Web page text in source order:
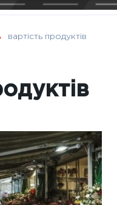
вартість продуктів